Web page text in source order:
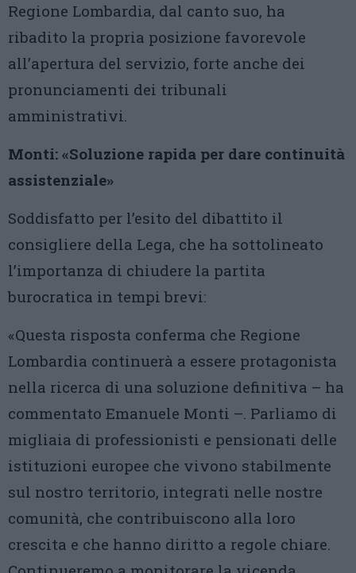
Regione Lombardia, dal canto suo, ha
ribadito la propria posizione favorevole
all’apertura del servizio, forte anche dei
pronunciamenti dei tribunali
amministrativi.
Monti: «Soluzione rapida per dare continuità
assistenziale»
Soddisfatto per l’esito del dibattito il
consigliere della Lega, che ha sottolineato
l’importanza di chiudere la partita
burocratica in tempi brevi:
«Questa risposta conferma che Regione
Lombardia continuerà a essere protagonista
nella ricerca di una soluzione definitiva – ha
commentato Emanuele Monti –. Parliamo di
migliaia di professionisti e pensionati delle
istituzioni europee che vivono stabilmente
sul nostro territorio, integrati nelle nostre
comunità, che contribuiscono alla loro
crescita e che hanno diritto a regole chiare.